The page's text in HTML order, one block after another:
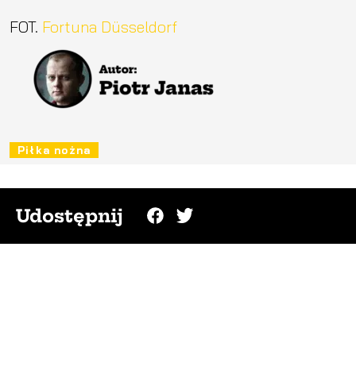
FOT. Fortuna Düsseldorf
Piłka nożna
Udostępnij